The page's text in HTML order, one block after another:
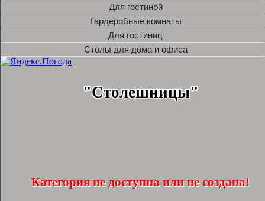
Для гостиной
Гардеробные комнаты
Для гостиниц
Столы для дома и офиса
"Столешницы"
Категория не доступна или не создана!